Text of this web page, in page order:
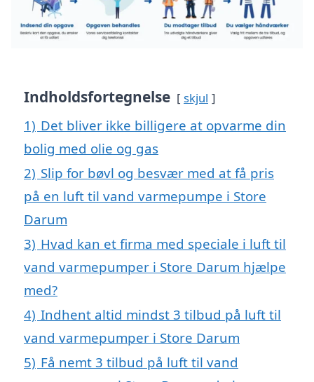
Indholdsfortegnelse skjul
1) Det bliver ikke billigere at opvarme din
bolig med olie og gas
2) Slip for bøvl og besvær med at få pris
på en luft til vand varmepumpe i Store
Darum
3) Hvad kan et firma med speciale i luft til
vand varmepumper i Store Darum hjælpe
med?
4) Indhent altid mindst 3 tilbud på luft til
vand varmepumper i Store Darum
5) Få nemt 3 tilbud på luft til vand